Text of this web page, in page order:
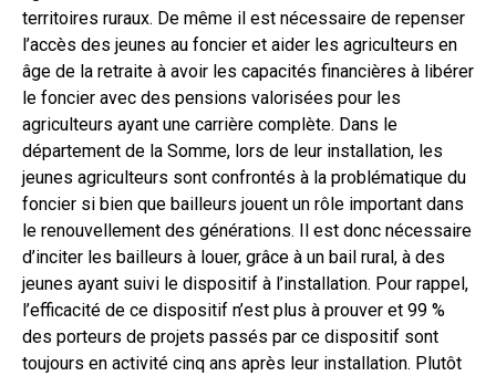
territoires ruraux. De même il est nécessaire de repenser
l’accès des jeunes au foncier et aider les agriculteurs en
âge de la retraite à avoir les capacités financières à libérer
le foncier avec des pensions valorisées pour les
agriculteurs ayant une carrière complète. Dans le
département de la Somme, lors de leur installation, les
jeunes agriculteurs sont confrontés à la problématique du
foncier si bien que bailleurs jouent un rôle important dans
le renouvellement des générations. Il est donc nécessaire
d’inciter les bailleurs à louer, grâce à un bail rural, à des
jeunes ayant suivi le dispositif à l’installation. Pour rappel,
l’efficacité de ce dispositif n’est plus à prouver et 99 %
des porteurs de projets passés par ce dispositif sont
toujours en activité cinq ans après leur installation. Plutôt